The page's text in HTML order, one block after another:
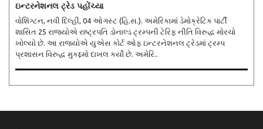
ઇન્ટરનેશનલ ટ્રેડ પહોંચ્યા
વોશિંગ્ટન, નવી દિલ્હી, 04 ઓગસ્ટ (હિ.સ.). અમેરિકામાં ડેમોક્રેટિક પાર્ટી
શાસિત 25 રાજ્યોએ રાષ્ટ્રપતિ ડોનાલ્ડ ટ્રમ્પની ટેરિફ નીતિ વિરુદ્ધ મોરચો
ખોલ્યો છે. આ રાજ્યોએ યુએસ કોર્ટ ઓફ ઇન્ટરનેશનલ ટ્રેડમાં ટ્રમ્પ
પ્રશાસન વિરુદ્ધ મુકદ્દમો દાખલ કર્યો છે. અમેરિ..